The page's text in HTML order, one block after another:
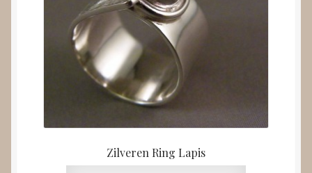
Zilveren Ring Lapis